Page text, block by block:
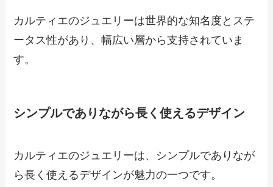
カルティエのジュエリーは世界的な知名度とステ
ータス性があり、幅広い層から支持されていま
す。
シンプルでありながら長く使えるデザイン
カルティエのジュエリーは、シンプルでありなが
ら長く使えるデザインが魅力の一つです。